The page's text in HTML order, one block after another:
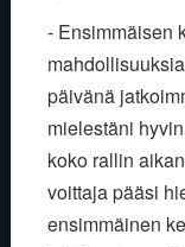
- Ensimmäisen
päivänä
mielestäni
koko rallin
voittaja pääsi
ensimmäinen